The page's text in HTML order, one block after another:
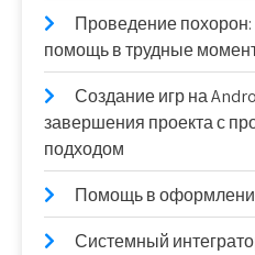
Проведение похорон:
помощь в трудные
Создание игр на
завершения проекта с
подходом
Помощь в
Системный